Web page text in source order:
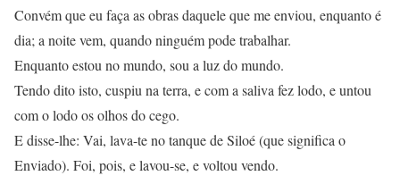
Convém que eu faça as obras daquele que me enviou, enquanto é
dia; a noite vem, quando ninguém pode trabalhar.
Enquanto estou no mundo, sou a luz do mundo.
Tendo dito isto, cuspiu na terra, e com a saliva fez lodo, e untou
com o lodo os olhos do cego.
E disse-lhe: Vai, lava-te no tanque de Siloé (que significa o
Enviado). Foi, pois, e lavou-se, e voltou vendo.